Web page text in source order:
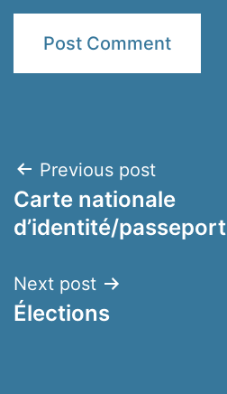
Post
navigation
Previous post
Carte nationale
d’identité/passeport
Next post
Élections